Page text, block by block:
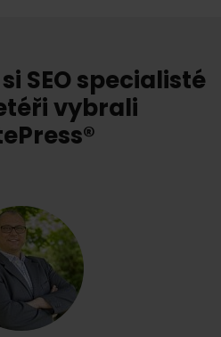
SEO specialisté
vybrali